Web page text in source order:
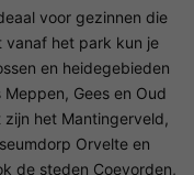
voor gezinnen die
vanaf het park kun je
en heidegebieden
Gees en Oud
het Mantingerveld,
Orvelte en
de steden Coevorden,